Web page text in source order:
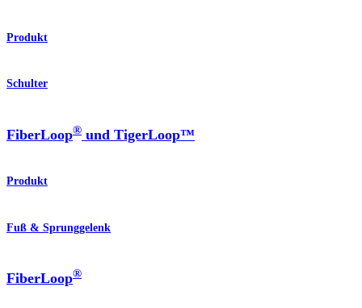
Produkt
Schulter
FiberLoop® und TigerLoop™
Produkt
Fuß & Sprunggelenk
FiberLoop®